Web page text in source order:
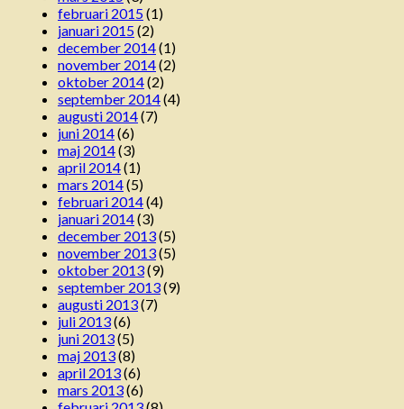
februari 2015(1)
januari 2015(2)
december 2014(1)
november 2014(2)
oktober 2014(2)
september 2014(4)
augusti 2014(7)
juni 2014(6)
maj 2014(3)
april 2014(1)
mars 2014(5)
februari 2014(4)
januari 2014(3)
december 2013(5)
november 2013(5)
oktober 2013(9)
september 2013(9)
augusti 2013(7)
juli 2013(6)
juni 2013(5)
maj 2013(8)
april 2013(6)
mars 2013(6)